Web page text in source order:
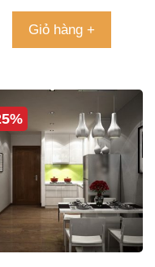
Giỏ hàng +